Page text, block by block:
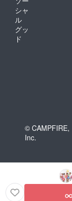
シャ
ル
グッ
ド
© CAMPFIRE,
Inc.